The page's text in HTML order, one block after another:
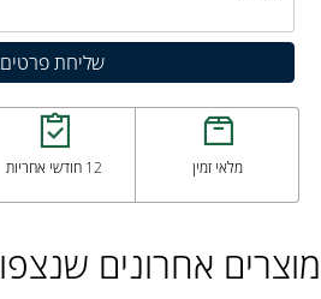
מלאי זמין 12 חודשי אחריות
מוצרים אחרונים שנצפו